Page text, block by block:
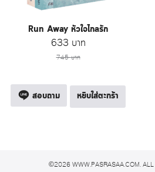
Run Away หัวใจไกลรัก
745บาท
Original
price
745 บาท.
633 บาทCurrent
633 บาท.
สอบถาม หยิบใส่ตะกร้า
©2026 WWW.PASRASAA.COM. ALL